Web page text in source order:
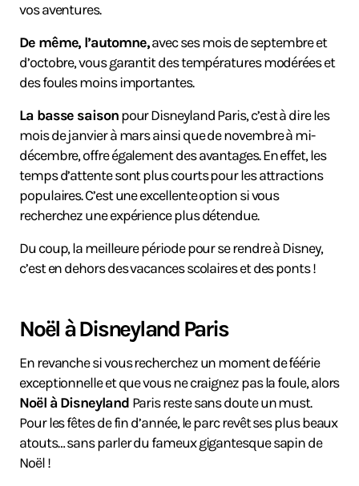
vos aventures.
De même, l’automne,avec ses mois de septembre et
d’octobre, vous garantit des températures modérées et
des foules moins importantes.
La basse saisonpour Disneyland Paris, c’est à dire les
mois de janvier à mars ainsi que de novembre à mi-
décembre, offre également des avantages. En effet, les
temps d’attente sont plus courts pour les attractions
populaires. C’est une excellente option si vous
recherchez une expérience plus détendue.
Du coup, la meilleure période pour se rendre à Disney,
c’est en dehors des vacances scolaires et des ponts !
Noël à Disneyland Paris
En revanche si vous recherchez un moment de féérie
exceptionnelle et que vous ne craignez pas la foule, alors
Noël à Disneyland Paris reste sans doute un must.
Pour les fêtes de fin d’année, le parc revêt ses plus beaux
atouts… sans parler du fameux gigantesque sapin de
Noël !